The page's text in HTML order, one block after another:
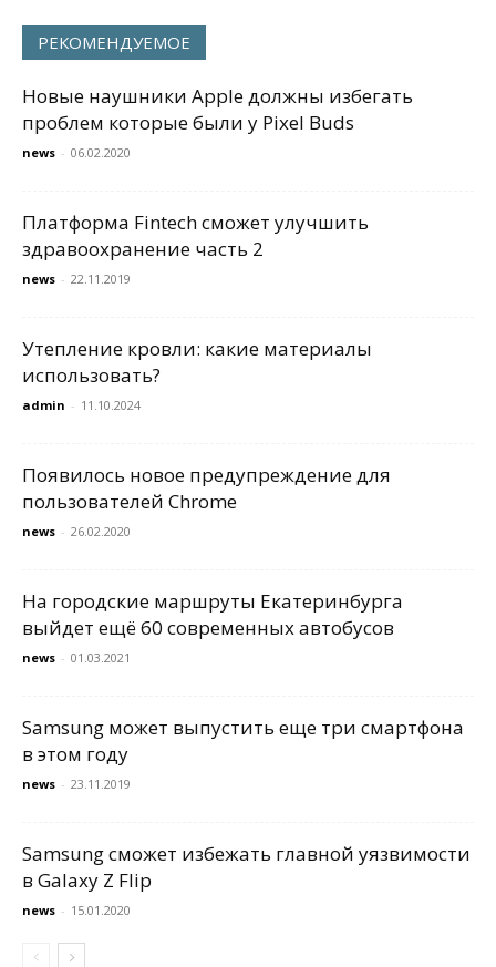
РЕКОМЕНДУЕМОЕ
Новые наушники Apple должны избегать
проблем которые были у Pixel Buds
news - 06.02.2020
Платформа Fintech сможет улучшить
здравоохранение часть 2
news - 22.11.2019
Утепление кровли: какие материалы
использовать?
admin - 11.10.2024
Появилось новое предупреждение для
пользователей Chrome
news - 26.02.2020
На городские маршруты Екатеринбурга
выйдет ещё 60 современных автобусов
news - 01.03.2021
Samsung может выпустить еще три смартфона
в этом году
news - 23.11.2019
Samsung сможет избежать главной уязвимости
в Galaxy Z Flip
news - 15.01.2020